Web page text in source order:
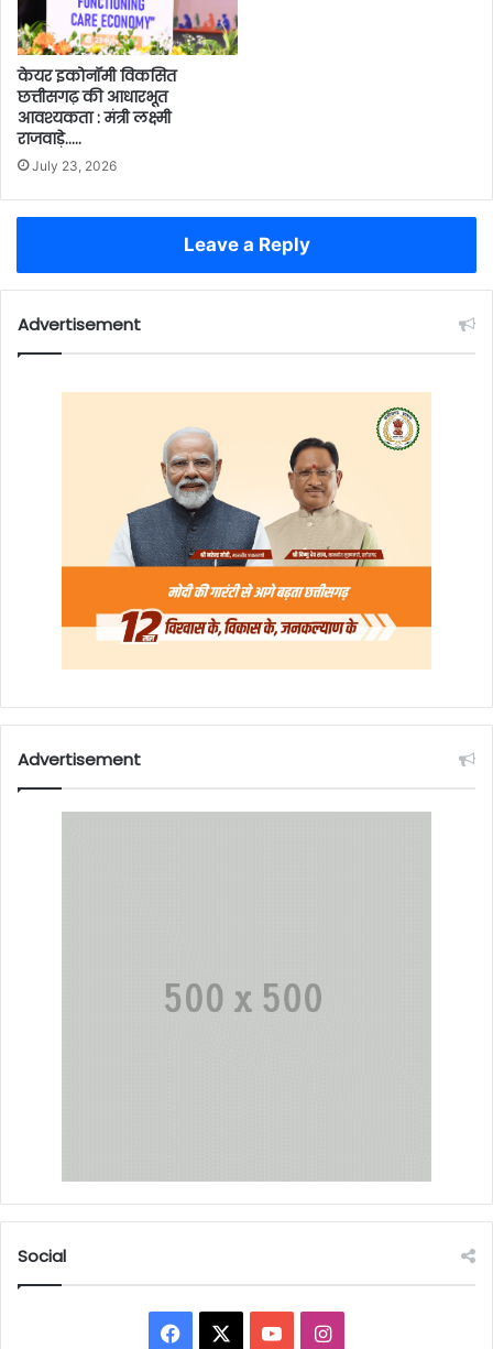
केयर इकोनॉमी विकसित
छत्तीसगढ़ की आधारभूत
आवश्यकता : मंत्री लक्ष्मी
राजवाड़े…..
July 23, 2026
Leave a Reply
Advertisement
Advertisement
Social
Facebook YouTubeInstagram